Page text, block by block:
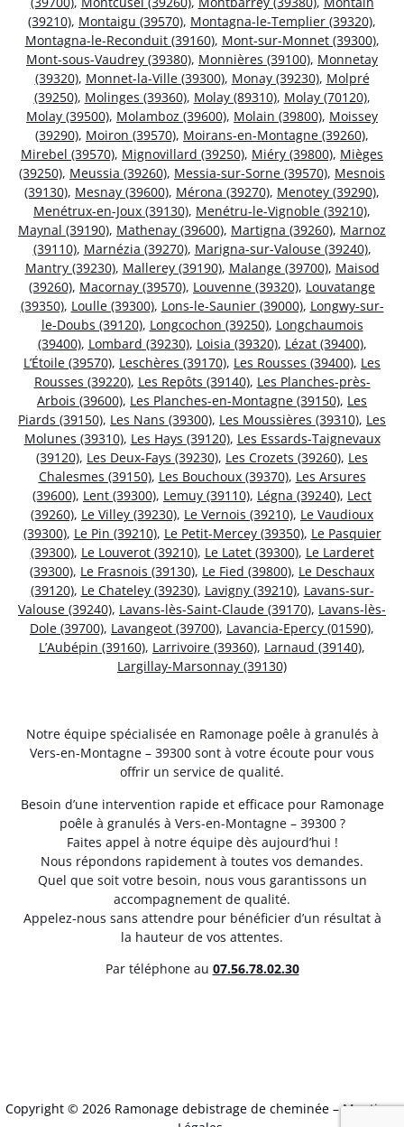
(39210), Montaigu (39570), Montagna-le-Templier (39320),
Montagna-le-Reconduit (39160), Mont-sur-Monnet (39300),
Mont-sous-Vaudrey (39380), Monnières (39100), Monnetay
(39320), Monnet-la-Ville (39300), Monay (39230), Molpré
(39250), Molinges (39360), Molay (89310), Molay (70120),
Molay (39500), Molamboz (39600), Molain (39800), Moissey
(39290), Moiron (39570), Moirans-en-Montagne (39260),
Mirebel (39570), Mignovillard (39250), Miéry (39800), Mièges
(39250), Meussia (39260), Messia-sur-Sorne (39570), Mesnois
(39130), Mesnay (39600), Mérona (39270), Menotey (39290),
Menétrux-en-Joux (39130), Menétru-le-Vignoble (39210),
Maynal (39190), Mathenay (39600), Martigna (39260), Marnoz
(39110), Marnézia (39270), Marigna-sur-Valouse (39240),
Mantry (39230), Mallerey (39190), Malange (39700), Maisod
(39260), Macornay (39570), Louvenne (39320), Louvatange
(39350), Loulle (39300), Lons-le-Saunier (39000), Longwy-sur-
le-Doubs (39120), Longcochon (39250), Longchaumois
(39400), Lombard (39230), Loisia (39320), Lézat (39400),
L’Étoile (39570), Leschères (39170), Les Rousses (39400), Les
Rousses (39220), Les Repôts (39140), Les Planches-près-
Arbois (39600), Les Planches-en-Montagne (39150), Les
Piards (39150), Les Nans (39300), Les Moussières (39310), Les
Molunes (39310), Les Hays (39120), Les Essards-Taignevaux
(39120), Les Deux-Fays (39230), Les Crozets (39260), Les
Chalesmes (39150), Les Bouchoux (39370), Les Arsures
(39600), Lent (39300), Lemuy (39110), Légna (39240), Lect
(39260), Le Villey (39230), Le Vernois (39210), Le Vaudioux
(39300), Le Pin (39210), Le Petit-Mercey (39350), Le Pasquier
(39300), Le Louverot (39210), Le Latet (39300), Le Larderet
(39300), Le Frasnois (39130), Le Fied (39800), Le Deschaux
(39120), Le Chateley (39230), Lavigny (39210), Lavans-sur-
Valouse (39240), Lavans-lès-Saint-Claude (39170), Lavans-lès-
Dole (39700), Lavangeot (39700), Lavancia-Epercy (01590),
L’Aubépin (39160), Larrivoire (39360), Larnaud (39140),
Largillay-Marsonnay (39130)
Notre équipe spécialisée en Ramonage poêle à granulés à
Vers-en-Montagne – 39300 sont à votre écoute pour vous
offrir un service de qualité.
Besoin d’une intervention rapide et efficace pour Ramonage
poêle à granulés à Vers-en-Montagne – 39300 ?
Faites appel à notre équipe dès aujourd’hui !
Nous répondons rapidement à toutes vos demandes.
Quel que soit votre besoin, nous vous garantissons un
accompagnement de qualité.
Appelez-nous sans attendre pour bénéficier d’un résultat à
la hauteur de vos attentes.
Par téléphone au 07.56.78.02.30
Copyright © 2026 Ramonage debistrage de cheminée –Mentions